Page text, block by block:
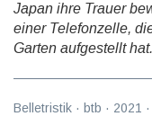
Japan ihre Trauer
einer Telefonzelle,
Garten aufgestellt hat.
Belletristik · btb · 2021 ·